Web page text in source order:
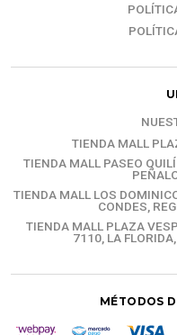
TIENDA MALL
TIENDA MALL PASEO
TIENDA MALL LOS
CONDES,
TIENDA MALL PLAZA
7110, LA
MÉTODOS